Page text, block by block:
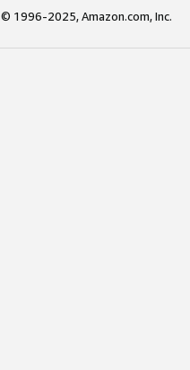
© 1996-2025, Amazon.com, Inc.